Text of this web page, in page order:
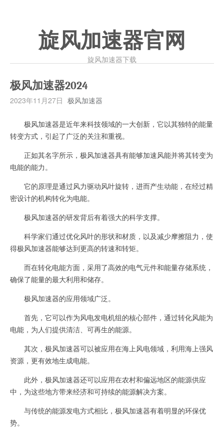
旋风加速器官网
旋风加速器下载
极风加速器2024
2023年11月27日 极风加速器
极风加速器是近年来科技领域的一大创新，它以其独特的能量
转变方式，引起了广泛的关注和重视。
正如其名字所示，极风加速器具有能够加速风能并将其转变为
电能的能力。
它的原理是通过风力驱动风叶旋转，进而产生动能，在经过精
密设计的机构转化为电能。
极风加速器的研发背后有着强大的科学支撑。
科学家们通过优化风叶的形状和材质，以及减少摩擦阻力，使
得极风加速器能够达到更高的转速和转矩。
而在转化电能方面，采用了高效的电气元件和能量存储系统，
确保了能量的最大利用和储存。
极风加速器的应用领域广泛。
首先，它可以作为风电发电机组的核心部件，通过转化风能为
电能，为人们提供清洁、可再生的能源。
其次，极风加速器可以被应用在海上风电领域，利用海上强风
资源，更有效地生成电能。
此外，极风加速器还可以应用在农村和偏远地区的能源供应
中，为这些地方带来经济和可持续的能源解决方案。
与传统的能源发电方式相比，极风加速器有着明显的环保优
势。